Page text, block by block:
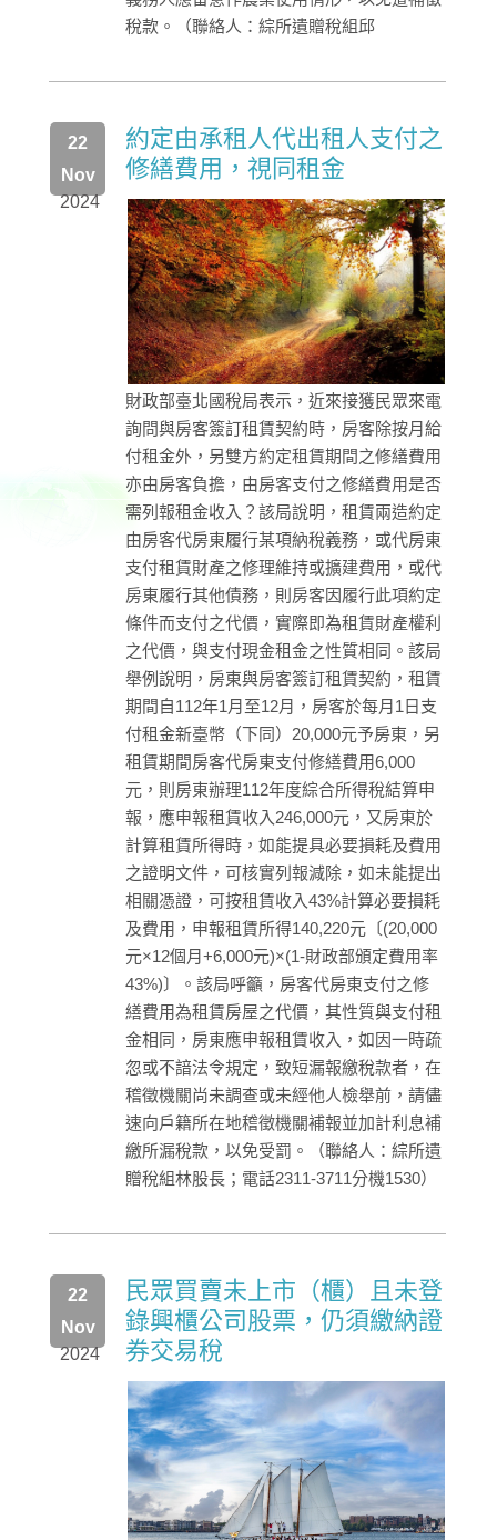
稅款。（聯絡人：綜所遺贈稅組邱
2024
22
Nov
約定由承租人代出租人支付之
修繕費用，視同租金
財政部臺北國稅局表示，近來接獲民眾來電
詢問與房客簽訂租賃契約時，房客除按月給
付租金外，另雙方約定租賃期間之修繕費用
亦由房客負擔，由房客支付之修繕費用是否
需列報租金收入？該局說明，租賃兩造約定
由房客代房東履行某項納稅義務，或代房東
支付租賃財產之修理維持或擴建費用，或代
房東履行其他債務，則房客因履行此項約定
條件而支付之代價，實際即為租賃財產權利
之代價，與支付現金租金之性質相同。該局
舉例說明，房東與房客簽訂租賃契約，租賃
期間自112年1月至12月，房客於每月1日支
付租金新臺幣（下同）20,000元予房東，另
租賃期間房客代房東支付修繕費用6,000
元，則房東辦理112年度綜合所得稅結算申
報，應申報租賃收入246,000元，又房東於
計算租賃所得時，如能提具必要損耗及費用
之證明文件，可核實列報減除，如未能提出
相關憑證，可按租賃收入43%計算必要損耗
及費用，申報租賃所得140,220元〔(20,000
元×12個月+6,000元)×(1-財政部頒定費用率
43%)〕。該局呼籲，房客代房東支付之修
繕費用為租賃房屋之代價，其性質與支付租
金相同，房東應申報租賃收入，如因一時疏
忽或不諳法令規定，致短漏報繳稅款者，在
稽徵機關尚未調查或未經他人檢舉前，請儘
速向戶籍所在地稽徵機關補報並加計利息補
繳所漏稅款，以免受罰。（聯絡人：綜所遺
贈稅組林股長；電話2311-3711分機1530）
2024
22
Nov
民眾買賣未上市（櫃）且未登
錄興櫃公司股票，仍須繳納證
券交易稅